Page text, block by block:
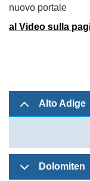
nuovo portale
al Video sulla
Alto Adige
Dolomiten